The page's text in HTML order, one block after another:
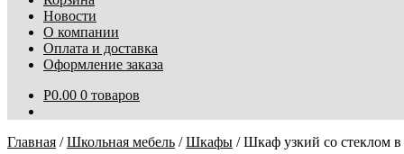
Новости
О компании
Оплата и доставка
Оформление заказа
Р0.00 0 товаров
Главная /Школьная мебель /Шкафы /Шкаф узкий со стеклом